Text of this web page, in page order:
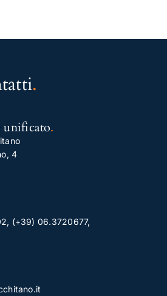
.
unificato.
4
, (+39) 06.3720677,